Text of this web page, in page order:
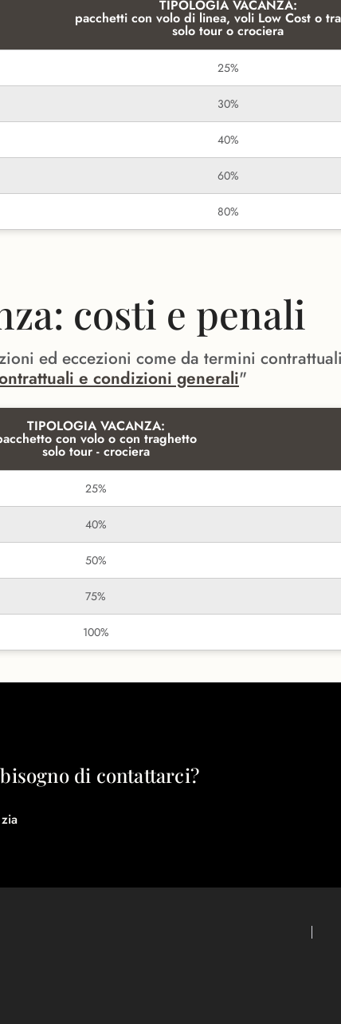
TIPOLOGIA VACANZA:
pacchetti con volo di linea, voli Low Cost o
solo tour o crociera
25%
30%
40%
60%
80%
costi e penali
ed eccezioni come da termini contrattuali
e condizioni generali"
TIPOLOGIA VACANZA:
con volo o con traghetto
solo tour - crociera
25%
40%
50%
75%
100%
di contattarci?